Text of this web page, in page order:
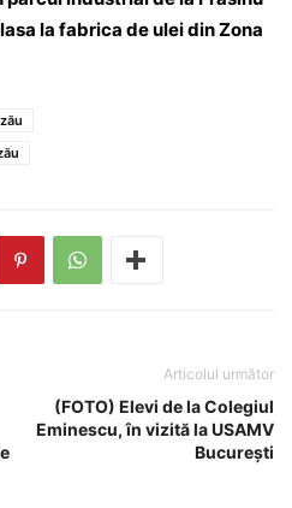
la fabrica de ulei din Zona
Articolul următor
(FOTO) Elevi de la Colegiul
Eminescu, în vizită la USAMV
București